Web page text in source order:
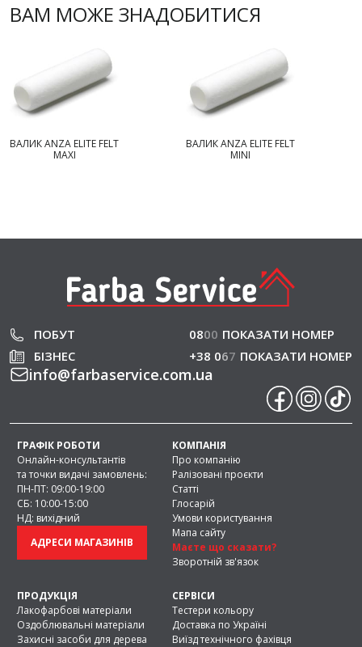
ВАМ МОЖЕ ЗНАДОБИТИСЯ
ВАЛИК ANZA ELITE FELT
MAXI
ВАЛИК ANZA ELITE FELT
MINI
ПОБУТ 0800 ПОКАЗАТИ НОМЕР
БІЗНЕС
+38 067 ПОКАЗАТИ НОМЕР
info@farbaservice.com.ua
КОМПАНІЯ
Про компанію
Ралізовані проєкти
Статті
Глосарій
Умови користування
Мапа сайту
Маєте що сказати?
Зворотній зв'язок
ПРОДУКЦІЯ
Лакофарбові матеріали
Оздоблювальні матеріали
Захисні засоби для дерева
СЕРВІСИ
Тестери кольору
Доставка по Україні
Виїзд технічного фахівця
ГРАФІК РОБОТИ
Онлайн-консультантів
та точки видачі замовлень:
ПН-ПТ: 09:00-19:00
СБ: 10:00-15:00
НД: вихідний
АДРЕСИ МАГАЗИНІВ